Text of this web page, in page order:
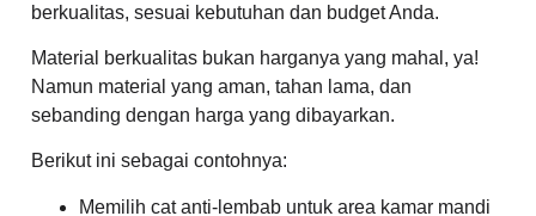
berkualitas, sesuai kebutuhan dan budget Anda.
Material berkualitas bukan harganya yang mahal, ya!
Namun material yang aman, tahan lama, dan
sebanding dengan harga yang dibayarkan.
Berikut ini sebagai contohnya:
Memilih cat anti-lembab untuk area kamar mandi